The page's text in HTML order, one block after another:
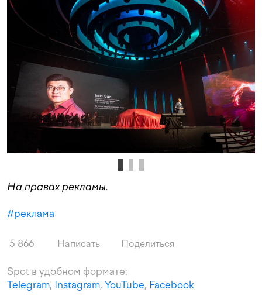
На правах рекламы.
#реклама
5 866 Написать Поделиться
Spot в удобном формате:
Telegram, Instagram, YouTube, Facebook